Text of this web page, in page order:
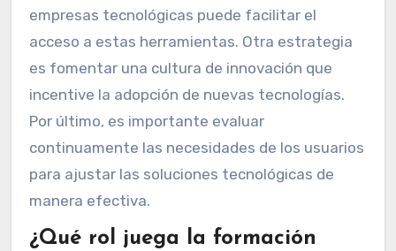
empresas tecnológicas puede facilitar el
acceso a estas herramientas. Otra estrategia
es fomentar una cultura de innovación que
incentive la adopción de nuevas tecnologías.
Por último, es importante evaluar
continuamente las necesidades de los usuarios
para ajustar las soluciones tecnológicas de
manera efectiva.
¿Qué rol juega la formación